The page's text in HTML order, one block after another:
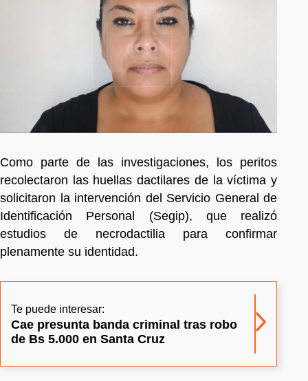
Como parte de las investigaciones, los peritos
recolectaron las huellas dactilares de la víctima y
solicitaron la intervención del Servicio General de
Identificación Personal (Segip), que realizó
estudios de necrodactilia para confirmar
plenamente su identidad.
Te puede interesar:
Cae presunta banda criminal tras robo
de Bs 5.000 en Santa Cruz